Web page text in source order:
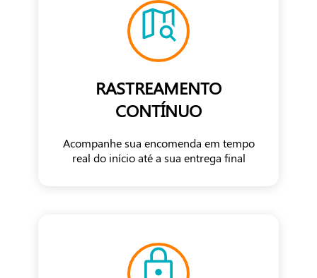
RASTREAMENTO
CONTÍNUO
Acompanhe sua encomenda em tempo
real do início até a sua entrega final